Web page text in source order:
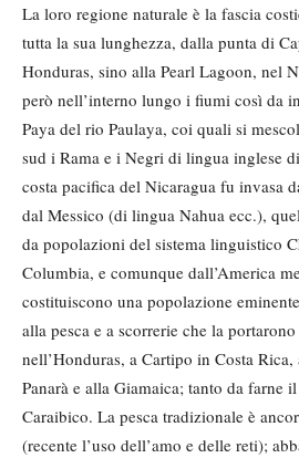
La loro regione naturale è la fascia
tutta la sua lunghezza, dalla punta di
Honduras, sino alla Pearl Lagoon, nel
però nell’interno lungo i fiumi così da
Paya del rio Paulaya, coi quali si
sud i Rama e i Negri di lingua inglese
costa pacifica del Nicaragua fu invasa
dal Messico (di lingua Nahua ecc.),
da popolazioni del sistema linguistico
Columbia, e comunque dall’America
costituiscono una popolazione
alla pesca e a scorrerie che la
nell’Honduras, a Cartipo in Costa
Panarà e alla Giamaica; tanto da farne
Caraibico. La pesca tradizionale è
(recente l’uso dell’amo e delle reti);